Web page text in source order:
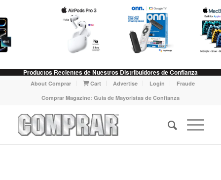
Productos Recientes de Nuestros Distribuidores de Confianza
About Comprar Cart Advertise Login
Fraude
Comprar Magazine: Guia de Mayoristas de Confianza